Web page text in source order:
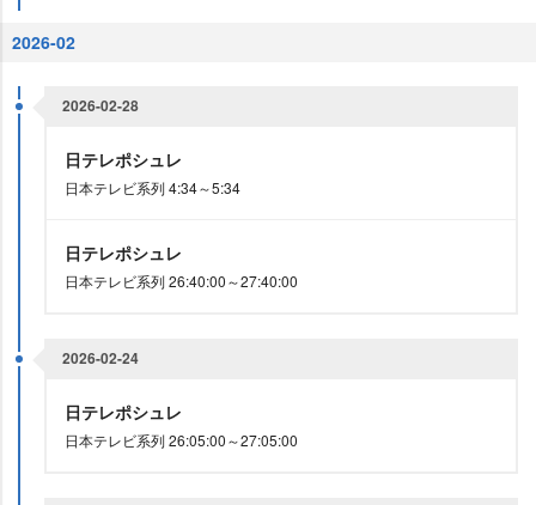
2026-02
2026-02-28
日テレポシュレ
日本テレビ系列 4:34～5:34
日テレポシュレ
日本テレビ系列 26:40:00～27:40:00
2026-02-24
日テレポシュレ
日本テレビ系列 26:05:00～27:05:00